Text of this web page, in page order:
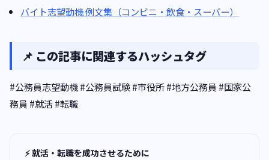
バイト志望動機 例文集（コンビニ・飲食・スーパー）
📌 この記事に関連するハッシュタグ
#公務員志望動機 #公務員試験 #市役所 #地方公務員 #国家公
務員 #就活 #転職
⚡ 就活・転職を成功させるために